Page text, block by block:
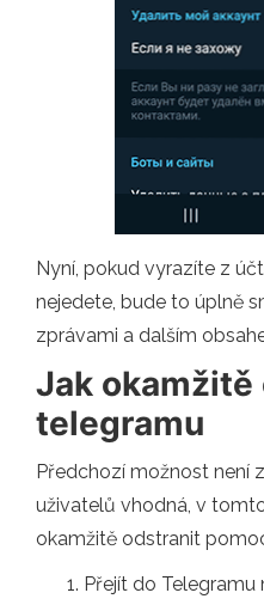
Nyní, pokud vyrazíte z
nejedete, bude to úplně
zprávami a dalším
Jak
telegramu
Předchozí možnost není
uživatelů vhodná, v
okamžitě odstranit
Přejít do Telegramu